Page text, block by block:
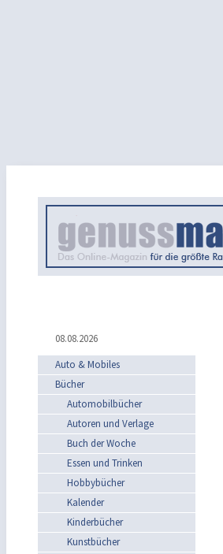
08.08.2026
Auto & Mobiles
Bücher
Automobilbücher
Autoren und Verlage
Buch der Woche
Essen und Trinken
Hobbybücher
Kalender
Kinderbücher
Kunstbücher